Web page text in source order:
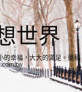
世界
的幸福，大大的滿足。邀稿